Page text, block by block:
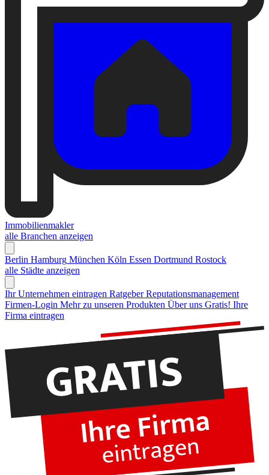
Immobilienmakler
alle Branchen anzeigen
Berlin Hamburg München Köln Essen Dortmund Rostock
alle Städte anzeigen
Ihr Unternehmen eintragen Ratgeber Reputationsmanagement
Firmen-Login Mehr zu unseren Produkten Über uns Gratis! Ihre
Firma eintragen